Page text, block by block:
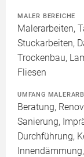
MALER BEREICHE
Malerarbeiten,
Stuckarbeiten,
Trockenbau,
Fliesen
UMFANG
Beratung,
Sanierung,
Durchführung,